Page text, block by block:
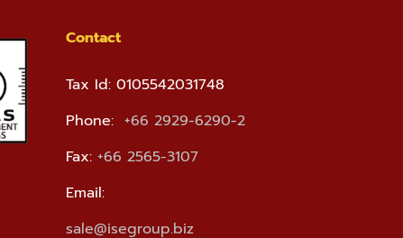
Contact
Tax Id: 0105542031748
Phone: +66 2929-6290-2
Fax: +66 2565-3107
Email:
sale@isegroup.biz